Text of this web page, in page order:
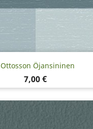
Ottosson Öjansininen
Hinta
7,00 €